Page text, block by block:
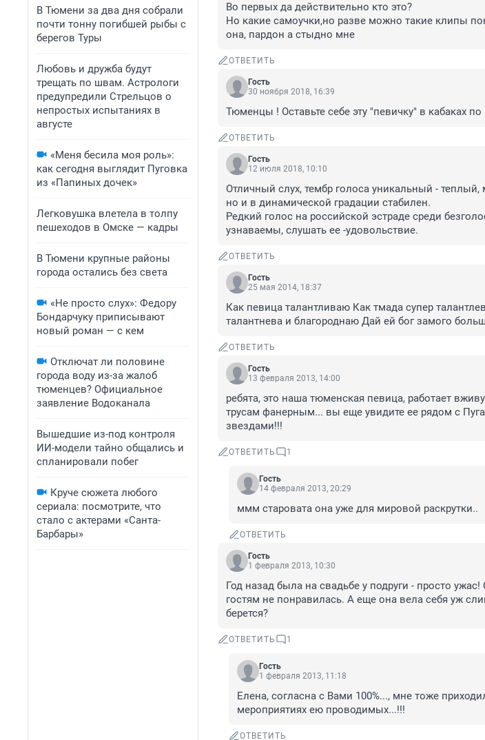
В Тюмени за два дня собрали
почти тонну погибшей рыбы с
берегов Туры
Любовь и дружба будут
трещать по швам. Астрологи
предупредили Стрельцов о
непростых испытаниях в
августе
«Меня бесила моя роль»:
как сегодня выглядит Пуговка
из «Папиных дочек»
Легковушка влетела в толпу
пешеходов в Омске — кадры
В Тюмени крупные районы
города остались без света
«Не просто слух»: Федору
Бондарчуку приписывают
новый роман — с кем
Отключат ли половине
города воду из-за жалоб
тюменцев? Официальное
заявление Водоканала
Вышедшие из-под контроля
ИИ-модели тайно общались и
спланировали побег
Круче сюжета любого
сериала: посмотрите, что
стало с актерами «Санта-
Барбары»
Во первых да действительно кто это?
Но какие самоучки,но разве можно такие клипы
она, пардон а стыдно мне
ОТВЕТИТЬ
Гость
30 ноября 2018, 16:39
Тюменцы ! Оставьте себе эту "певичку" в кабаках
ОТВЕТИТЬ
Гость
12 июля 2018, 10:10
Отличный слух, тембр голоса уникальный - теплый,
но и в динамической градации стабилен.
Редкий голос на российской эстраде среди
узнаваемы, слушать ее -удовольствие.
ОТВЕТИТЬ
Гость
25 мая 2014, 18:37
Как певица талантливаю Как тмада супер
талантнева и благороднаю Дай ей бог замого
ОТВЕТИТЬ
Гость
13 февраля 2013, 14:00
ребята, это наша тюменская певица, работает
трусам фанерным... вы еще увидите ее рядом с
звездами!!!
ОТВЕТИТЬ 1
Гость
14 февраля 2013, 20:29
ммм старовата она уже для мировой раскрутки..
ОТВЕТИТЬ
Гость
1 февраля 2013, 10:30
Год назад была на свадьбе у подруги - просто
гостям не понравилась. А еще она вела себя уж
берется?
ОТВЕТИТЬ 1
Гость
1 февраля 2013, 11:18
Елена, согласна с Вами 100%..., мне тоже
мероприятиях ею проводимых...!!!
ОТВЕТИТЬ